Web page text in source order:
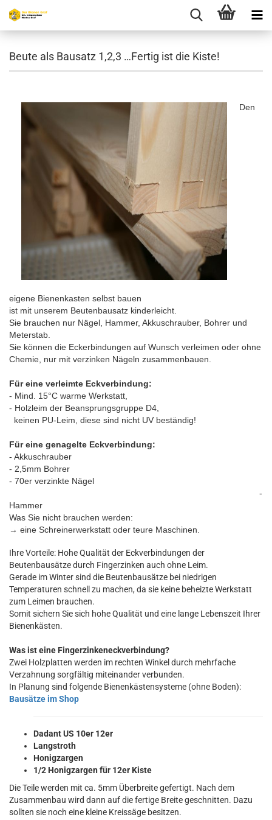
Beute als Bausatz 1,2,3 …Fertig ist die Kiste!
Den
eigene Bienenkasten selbst bauen
ist mit unserem Beutenbausatz kinderleicht.
Sie brauchen nur Nägel, Hammer, Akkuschrauber, Bohrer und
Meterstab.
Sie können die Eckerbindungen auf Wunsch verleimen oder ohne
Chemie, nur mit verzinken Nägeln zusammenbauen
Für eine verleimte Eckverbindung:
- Mind. 15°C warme Werkstatt,
- Holzleim der Beansprungsgruppe D4,
keinen PU-Leim, diese sind nicht UV beständig!
Für eine genagelte Eckverbindung:
- Akkuschrauber
- 2,5mm Bohrer
- 70er verzinkte Nägel
-
Hammer
Was Sie nicht brauchen werden:
→ eine Schreinerwerkstatt oder teure Maschinen.
Ihre Vorteile: Hohe Qualität der Eckverbindungen der
Beutenbausätze durch Fingerzinken auch ohne Leim.
Gerade im Winter sind die Beutenbausätze bei niedrigen
Temperaturen schnell zu machen, da sie keine beheizte Werkstatt
zum Leimen brauchen.
Somit sichern Sie sich hohe Qualität und eine lange Lebenszeit Ihrer
Bienenkästen.
Was ist eine Fingerzinkeneckverbindung?
Zwei Holzplatten werden im rechten Winkel durch mehrfache
Verzahnung sorgfältig miteinander verbunden.
In Planung sind folgende Bienenkästensysteme (ohne Boden):
Bausätze im Shop
Dadant US 10er 12er
Langstroth
Honigzargen
1/2 Honigzargen für 12er Kiste
Die Teile werden mit ca. 5mm Überbreite gefertigt. Nach dem
Zusammenbau wird dann auf die fertige Breite geschnitten. Dazu
sollten sie noch eine kleine Kreissäge besitzen.